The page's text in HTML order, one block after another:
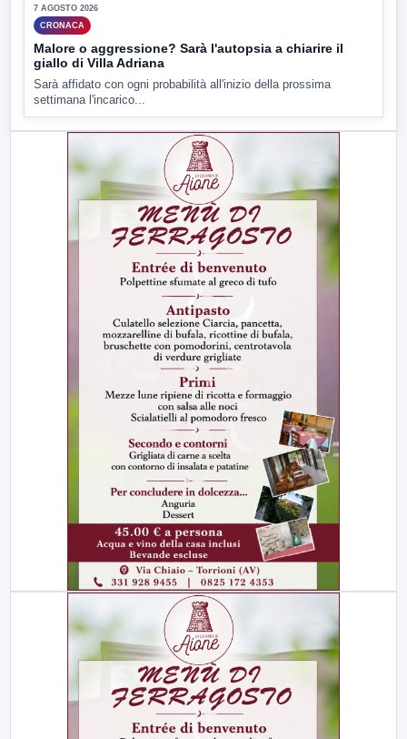
7 AGOSTO 2026
CRONACA
Malore o aggressione? Sarà l'autopsia a chiarire il
giallo di Villa Adriana
Sarà affidato con ogni probabilità all'inizio della prossima
settimana l'incarico...